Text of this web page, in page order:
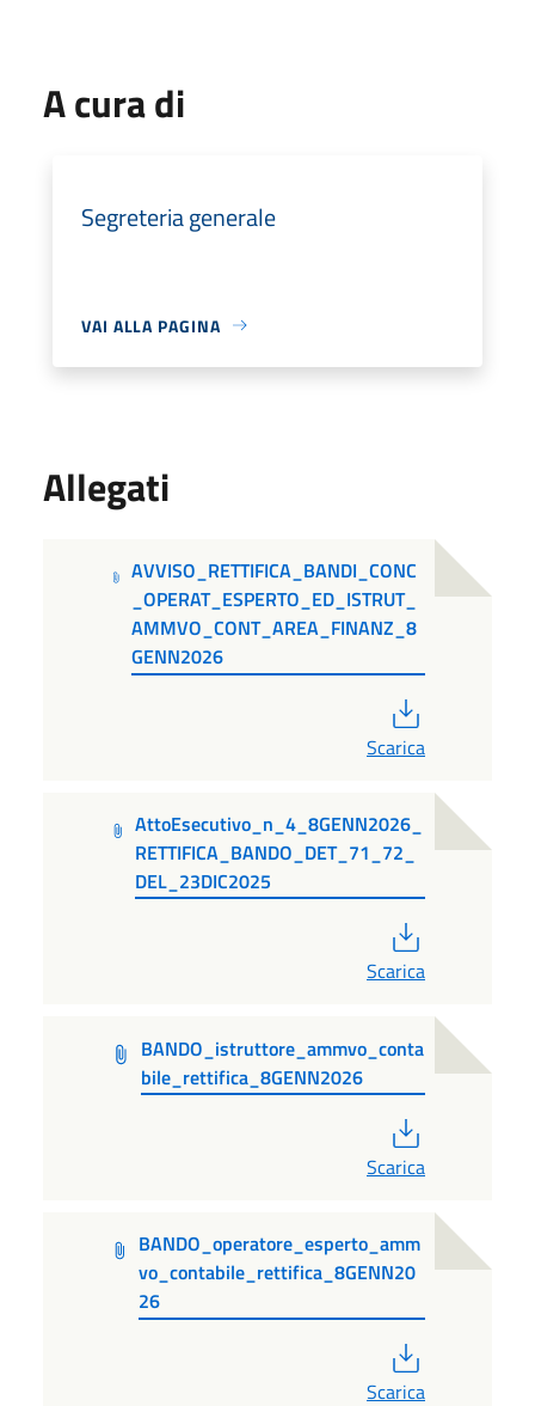
A cura di
Segreteria generale
VAI ALLA PAGINA
Allegati
AVVISO_RETTIFICA_BANDI_CONC
_OPERAT_ESPERTO_ED_ISTRUT_
AMMVO_CONT_AREA_FINANZ_8
GENN2026
Scarica
AttoEsecutivo_n_4_8GENN2026_
RETTIFICA_BANDO_DET_71_72_
DEL_23DIC2025
Scarica
BANDO_istruttore_ammvo_conta
bile_rettifica_8GENN2026
Scarica
BANDO_operatore_esperto_amm
vo_contabile_rettifica_8GENN20
26
Scarica